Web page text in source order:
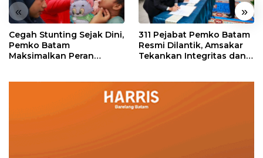
« »
Cegah Stunting Sejak Dini,
Pemko Batam
Maksimalkan Peran
311 Pejabat Pemko Batam
Resmi Dilantik, Amsakar
Tekankan Integritas dan